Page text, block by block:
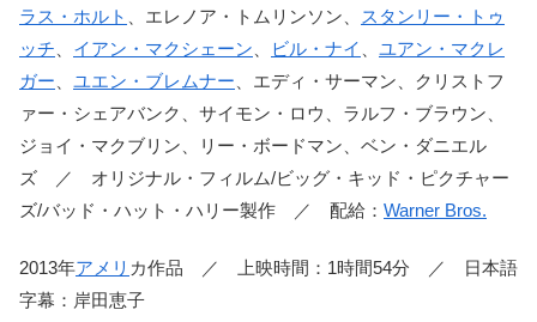
ラス・ホルト
、エレノア・トムリンソン、
スタンリー・トゥ
ッチ
イアン・マクシェーン ビル・ナイ
ユアン・マクレ
ガー
ユエン・ブレムナー 、エディ・サーマン、クリストフ
ァー・シェアバンク、サイモン・ロウ、ラルフ・ブラウン、
ジョイ・マクブリン、リー・ボードマン、ベン・ダニエル
ズ ／ オリジナル・フィルム/ビッグ・キッド・ピクチャー
ズ/バッド・ハット・ハリー製作 ／ 配給： Warner Bros.
2013年アメリ カ作品 ／ 上映時間：1時間54分 ／ 日本語
字幕：岸田恵子